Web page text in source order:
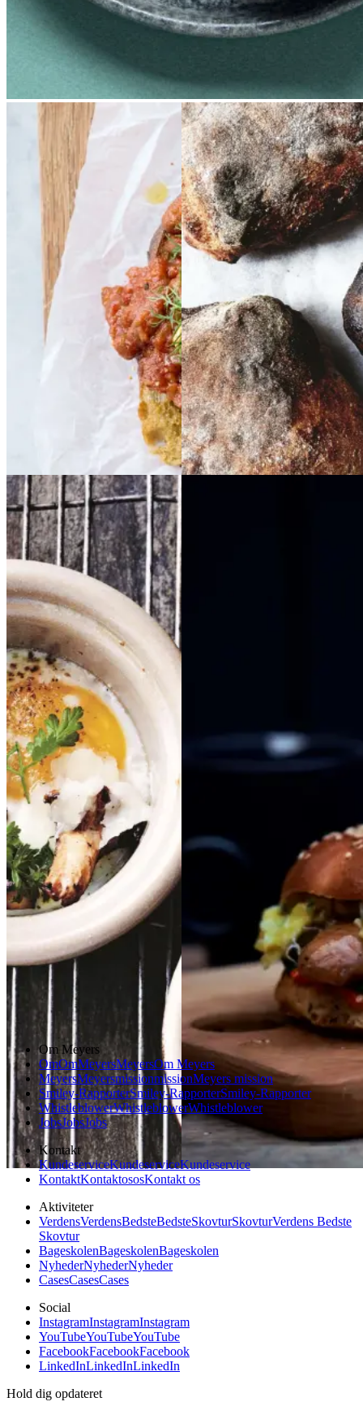
Baked Baked
beans på
på
stegt brødbrød
Jonas'Jonas'
surdejsbollersurdejs
Gem opskrift
Morgenmad
ÆgÆg ii
kokottekokotte
medmed
kantereller
kanterell
er ogog høosthøost
Frokost
Morgenmad
Glutenfri
Sommermad
Efterårsmad
Vintermad
Morgenmad
Om Meyers
OmOmMeyersMeyersOm Meyers
MeyersMeyersmissionmissionMeyers mission
Smiley-RapporterSmiley-RapporterSmiley-Rapporter
WhistleblowerWhistleblowerWhistleblower
JobsJobsJobs
Kontakt
KundeserviceKundeserviceKundeservice
KontaktKontaktososKontakt os
Aktiviteter
VerdensVerdensBedsteBedsteSkovturSkovturVerdens Bedste
Skovtur
BageskolenBageskolenBageskolen
NyhederNyhederNyheder
CasesCasesCases
Social
InstagramInstagramInstagram
YouTubeYouTubeYouTube
FacebookFacebookFacebook
LinkedInLinkedInLinkedIn
Hold dig opdateret